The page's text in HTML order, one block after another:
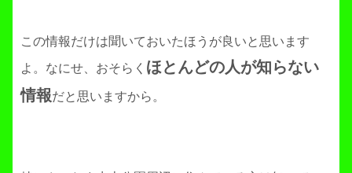
この情報だけは聞いておいたほうが良いと思います
よ。なにせ、おそらく ほとんどの人が知らない
情報だと思いますから。